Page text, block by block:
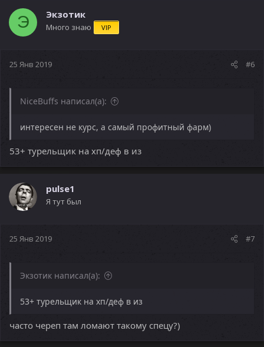
Э Экзотик
Много знаю VIP
25 Янв 2019 #6
NiceBuffs написал(а):
интересен не курс, а самый профитный фарм)
53+ турельщик на хп/деф в из
pulse1
Я тут был
25 Янв 2019 #7
Экзотик написал(а):
53+ турельщик на хп/деф в из
часто череп там ломают такому спецу?)